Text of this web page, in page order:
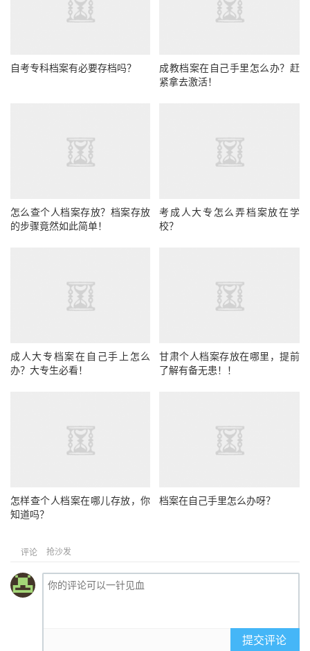
自考专科档案有必要存档吗？
成教档案在自己手里怎么办？赶
紧拿去激活！
怎么查个人档案存放？档案存放
的步骤竟然如此简单！
考成人大专怎么弄档案放在学
校？
成人大专档案在自己手上怎么
办？大专生必看！
甘肃个人档案存放在哪里，提前
了解有备无患！！
怎样查个人档案在哪儿存放，你
知道吗？
档案在自己手里怎么办呀？
评论 抢沙发
提交评论